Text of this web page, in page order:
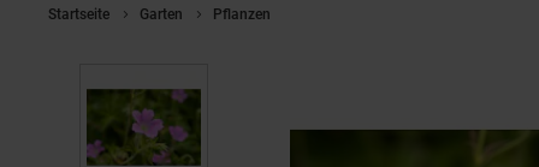
Startseite Garten Pflanzen